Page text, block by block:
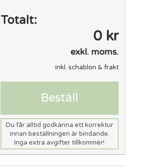
Totalt:
0 kr
exkl. moms.
inkl. schablon & frakt
Beställ
Du får alltid godkänna ett korrektur
innan beställningen är bindande.
Inga extra avgifter tillkommer!